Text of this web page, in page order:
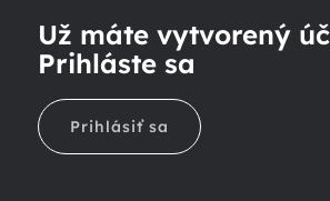
Už máte vytvorený
Prihláste sa
Prihlásiť sa